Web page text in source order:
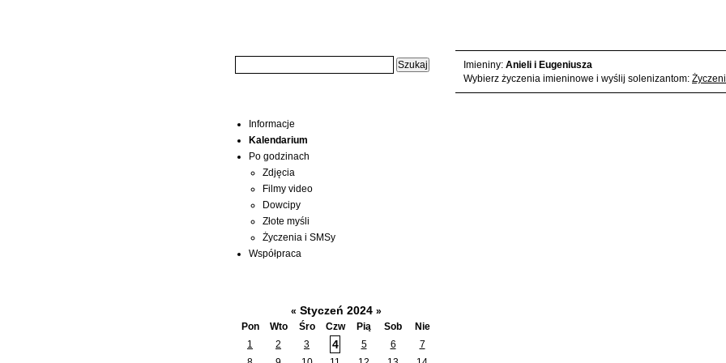
Imieniny: Anieli i Eugeniusza
Wybierz życzenia imieninowe i wyślij solenizantom:
Informacje
Kalendarium
Po godzinach
Zdjęcia
Filmy video
Dowcipy
Złote myśli
Życzenia i SMSy
Współpraca
« Styczeń 2024 »
Pon
Wto Śro Czw Pią Sob
Nie
1
2 3 4 5 6
7